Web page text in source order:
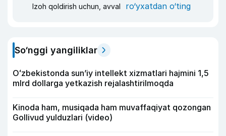
Izoh qoldirish uchun, avval ro‘yxatdan o‘ting
So‘nggi yangiliklar
Oʻzbekistonda sunʼiy intellekt xizmatlari hajmini 1,5
mlrd dollarga yetkazish rejalashtirilmoqda
Kinoda ham, musiqada ham muvaffaqiyat qozongan
Gollivud yulduzlari (video)